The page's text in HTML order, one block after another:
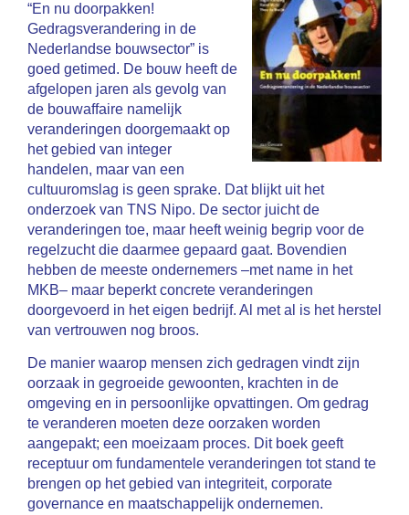
“En nu doorpakken!
Gedragsverandering in de
Nederlandse bouwsector” is
goed getimed. De bouw heeft de
afgelopen jaren als gevolg van
de bouwaffaire namelijk
veranderingen doorgemaakt op
het gebied van integer
handelen, maar van een
cultuuromslag is geen sprake. Dat blijkt uit het
onderzoek van TNS Nipo. De sector juicht de
veranderingen toe, maar heeft weinig begrip voor de
regelzucht die daarmee gepaard gaat. Bovendien
hebben de meeste ondernemers –met name in het
MKB– maar beperkt concrete veranderingen
doorgevoerd in het eigen bedrijf. Al met al is het herstel
van vertrouwen nog broos.
De manier waarop mensen zich gedragen vindt zijn
oorzaak in gegroeide gewoonten, krachten in de
omgeving en in persoonlijke opvattingen. Om gedrag
te veranderen moeten deze oorzaken worden
aangepakt; een moeizaam proces. Dit boek geeft
receptuur om fundamentele veranderingen tot stand te
brengen op het gebied van integriteit, corporate
governance en maatschappelijk ondernemen.